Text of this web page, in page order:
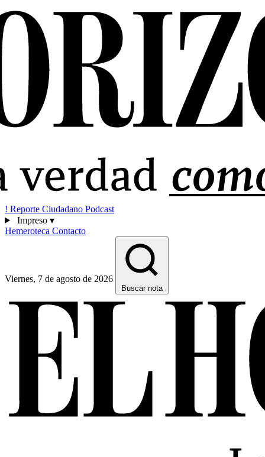
! Reporte Ciudadano Podcast
Impreso ▾
Hemeroteca Contacto
Viernes, 7 de agosto de 2026
Buscar nota